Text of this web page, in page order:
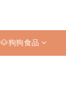
🐶狗狗食品